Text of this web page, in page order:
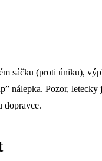
sáčku (proti úniku),
nálepka. Pozor, letecky
dopravce.